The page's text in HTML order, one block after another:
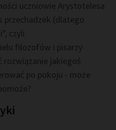
uczniowie Arystotelesa
przechadzek (dlatego
czyli
filozofów i pisarzy
rozwiązanie jakiegoś
po pokoju - może